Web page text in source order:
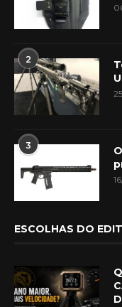
2
3
ESCOLHAS DO